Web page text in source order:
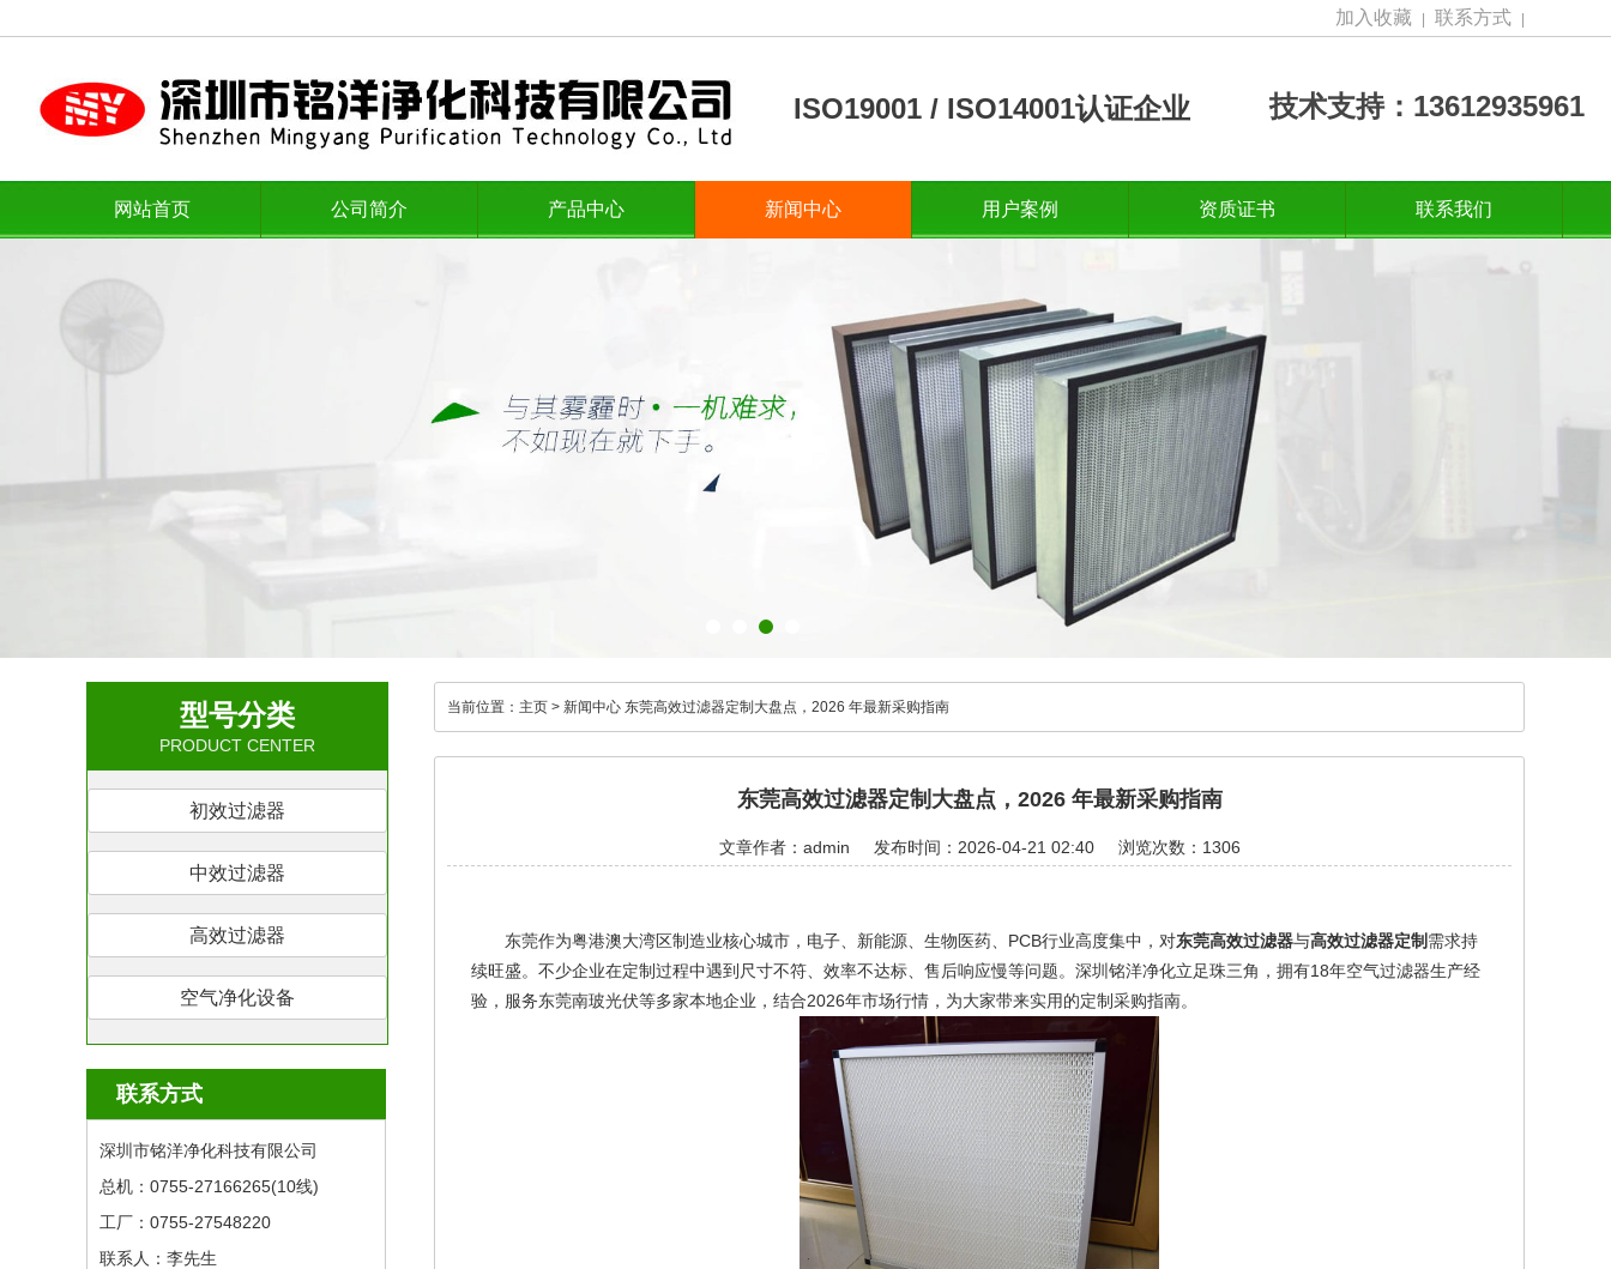
加入收藏 联系方式
ISO19001 / ISO14001认证企业 技术支持：13612935961
网站首页 公司简介 产品中心 新闻中心 用户案例 资质证书 联系我们
型号分类
PRODUCT CENTER
初效过滤器
中效过滤器
高效过滤器
空气净化设备
联系方式
深圳市铭洋净化科技有限公司
总机：0755-27166265(10线) ​
工厂：0755-27548220
联系人：李先生
当前位置： 主页 > 新闻中心 东莞高效过滤器定制大盘点，2026 年最新采购指南
东莞高效过滤器定制大盘点，2026 年最新采购指南
文章作者：admin 发布时间：2026-04-21 02:40 浏览次数：1306
东莞作为粤港澳大湾区制造业核心城市，电子、新能源、生物医药、PCB行业高度集中，对东莞高效过滤器与高效过滤器定制 需求持
续旺盛。不少企业在定制过程中遇到尺寸不符、效率不达标、售后响应慢等问题。深圳铭洋净化立足珠三角，拥有18年空气过滤器生产经
验，服务东莞南玻光伏等多家本地企业，结合2026年市场行情，为大家带来实用的定制采购指南。